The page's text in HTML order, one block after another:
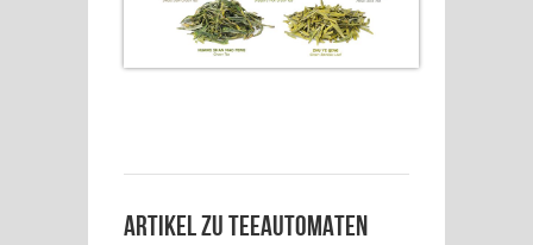
Artikel zu Teeautomaten